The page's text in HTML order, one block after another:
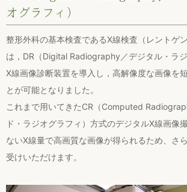
オグラフィ）
整形外科の基本検査であるX線検査（レントゲ
は，DR（Digital Radiography／デジタル・ラ
X線画像診断装置を導入し，高解像度な画像を
とが可能となりました。
これまで用いてきたCR（Computed
ド・ラジオグラフィ）方式のデジタルX線画像
ないX線量で高画質な画像が得られるため、さ
受けいただけます。